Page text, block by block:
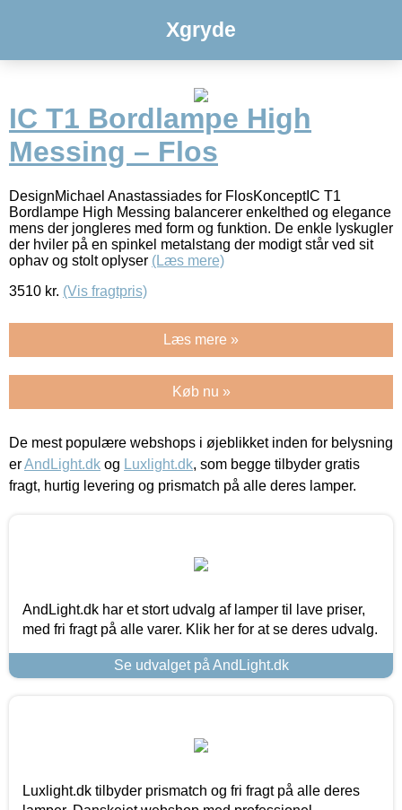
Xgryde
IC T1 Bordlampe High
Messing – Flos
DesignMichael Anastassiades for FlosKonceptIC T1
Bordlampe High Messing balancerer enkelthed og elegance
mens der jongleres med form og funktion. De enkle lyskugler
der hviler på en spinkel metalstang der modigt står ved sit
ophav og stolt oplyser (Læs mere)
3510 kr. (Vis fragtpris)
Læs mere »
Køb nu »
De mest populære webshops i øjeblikket inden for belysning
erAndLight.dk og Luxlight.dk, som begge tilbyder gratis
fragt, hurtig levering og prismatch på alle deres lamper.
AndLight.dk har et stort udvalg af lamper til lave priser,
med fri fragt på alle varer. Klik her for at se deres udvalg.
Se udvalget på AndLight.dk
Luxlight.dk tilbyder prismatch og fri fragt på alle deres